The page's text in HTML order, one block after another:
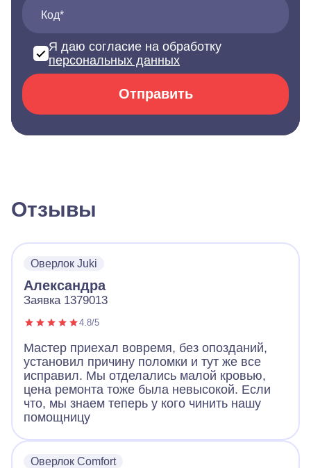
Код*
Я даю согласие на обработку
персональных данных
Отправить
Отзывы
Оверлок Juki
Александра
Заявка 1379013
4.8/5
Мастер приехал вовремя, без опозданий,
установил причину поломки и тут же все
исправил. Мы отделались малой кровью,
цена ремонта тоже была невысокой. Если
что, мы знаем теперь у кого чинить нашу
помощницу
Оверлок Comfort